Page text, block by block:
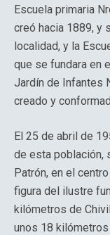
Escuela primaria
creó hacia 1889, y
localidad, y la
que se fundara en
Jardín de Infantes
creado y
El 25 de abril de
de esta población,
Patrón, en el
figura del ilustre
kilómetros de
unos 18